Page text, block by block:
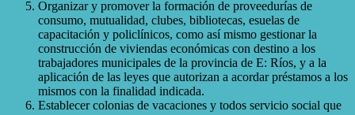
Organizar y promover la formación de proveedurías de
consumo, mutualidad, clubes, bibliotecas, esuelas de
capacitación y policlínicos, como así mismo gestionar la
construcción de viviendas económicas con destino a los
trabajadores municipales de la provincia de E: Ríos, y a la
aplicación de las leyes que autorizan a acordar préstamos a los
mismos con la finalidad indicada.
Establecer colonias de vacaciones y todos servicio social que